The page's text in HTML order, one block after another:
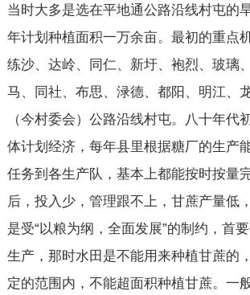
当时大多是选在平地通公路沿线村屯的
年计划种植面积一万余亩。最初的重点
练沙、达岭、同仁、新圩、袍烈、玻璃
马、同社、布思、渌德、都阳、明江、
（今村委会）公路沿线村屯。八十年代
体计划经济，每年县里根据糖厂的生产
任务到各生产队，基本上都能按时按量
后，投入少，管理跟不上，甘蔗产量低
是受“以粮为纲，全面发展”的制约，首
生产，那时水田是不能用来种植甘蔗的
定的范围内，不能超面积种植甘蔗。一